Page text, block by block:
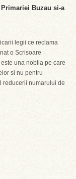
Buzau si-a
legii ce reclama
o Scrisoare
una nobila pe care
si nu pentru
reducerii numarului de